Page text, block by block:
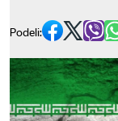
Podeli: